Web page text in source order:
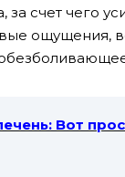
счет чего
ощущения,
Вот